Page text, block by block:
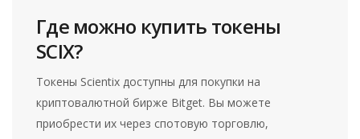
Где можно купить токены
SCIX?
Токены Scientix доступны для покупки на
криптовалютной бирже Bitget. Вы можете
приобрести их через спотовую торговлю,